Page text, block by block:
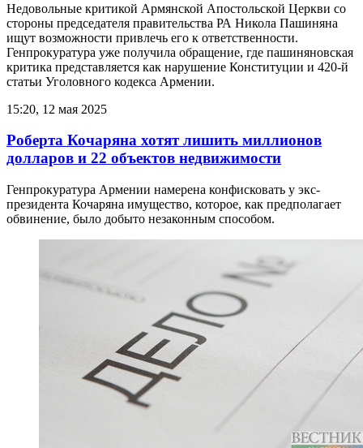
Недовольные критикой Армянской Апостольской Церкви со
стороны председателя правительства РА Никола Пашиняна
ищут возможности привлечь его к ответственности.
Генпрокуратура уже получила обращение, где пашиняновская
критика представляется как нарушение Конституции и 420-й
статьи Уголовного кодекса Армении.
15:20, 12 мая 2025
Роберта Кочаряна хотят лишить миллионов
долларов и 22 объектов недвижимости
Генпрокуратура Армении намерена конфисковать у экс-
президента Кочаряна имущество, которое, как предполагает
обвинение, было добыто незаконным способом.